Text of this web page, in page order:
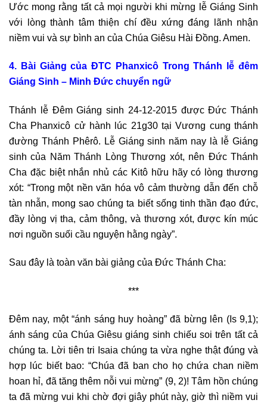
Ước mong rằng tất cả mọi người khi mừng lễ Giáng Sinh
với lòng thành tâm thiện chí đều xứng đáng lãnh nhận
niềm vui và sự bình an của Chúa Giêsu Hài Đồng. Amen.
4. Bài Giảng của ĐTC Phanxicô Trong Thánh lễ đêm
Giáng Sinh – Minh Đức chuyển ngữ
Thánh lễ Đêm Giáng sinh 24-12-2015 được Đức Thánh
Cha Phanxicô cử hành lúc 21g30 tại Vương cung thánh
đường Thánh Phêrô. Lễ Giáng sinh năm nay là lễ Giáng
sinh của Năm Thánh Lòng Thương xót, nên Đức Thánh
Cha đặc biệt nhắn nhủ các Kitô hữu hãy có lòng thương
xót: “Trong một nền văn hóa vô cảm thường dẫn đến chỗ
tàn nhẫn, mong sao chúng ta biết sống tinh thần đạo đức,
đầy lòng vị tha, cảm thông, và thương xót, được kín múc
nơi nguồn suối cầu nguyện hằng ngày”.
Sau đây là toàn văn bài giảng của Đức Thánh Cha:
***
Đêm nay, một “ánh sáng huy hoàng” đã bừng lên (Is 9,1);
ánh sáng của Chúa Giêsu giáng sinh chiếu soi trên tất cả
chúng ta. Lời tiên tri Isaia chúng ta vừa nghe thật đúng và
hợp lúc biết bao: “Chúa đã ban cho họ chứa chan niềm
hoan hỉ, đã tăng thêm nỗi vui mừng” (9, 2)! Tâm hồn chúng
ta đã mừng vui khi chờ đợi giây phút này, giờ thì niềm vui